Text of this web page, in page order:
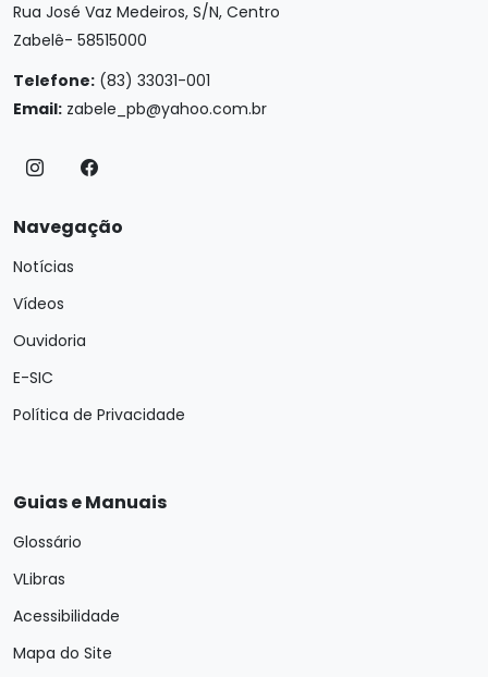
Rua José Vaz Medeiros, S/N, Centro
Zabelê- 58515000
Telefone: (83) 33031-001
Email: zabele_pb@yahoo.com.br
Navegação
Notícias
Vídeos
Ouvidoria
E-SIC
Política de Privacidade
Guias e Manuais
Glossário
VLibras
Acessibilidade
Mapa do Site